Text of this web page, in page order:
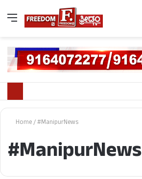
Home/#ManipurNews
#ManipurNews